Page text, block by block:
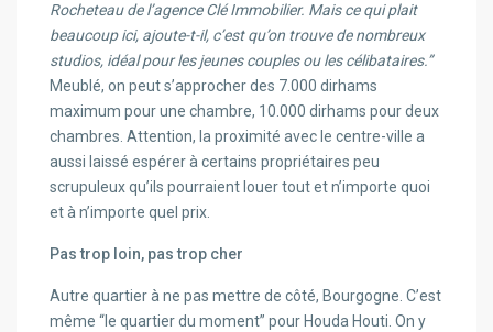
Rocheteau de l’agence Clé Immobilier. Mais ce qui plait
beaucoup ici, ajoute-t-il, c’est qu’on trouve de nombreux
studios, idéal pour les jeunes couples ou les célibataires.”
Meublé, on peut s’approcher des 7.000 dirhams
maximum pour une chambre, 10.000 dirhams pour deux
chambres. Attention, la proximité avec le centre-ville a
aussi laissé espérer à certains propriétaires peu
scrupuleux qu’ils pourraient louer tout et n’importe quoi
et à n’importe quel prix.
Pas trop loin, pas trop cher
Autre quartier à ne pas mettre de côté, Bourgogne. C’est
même “le quartier du moment” pour Houda Houti. On y